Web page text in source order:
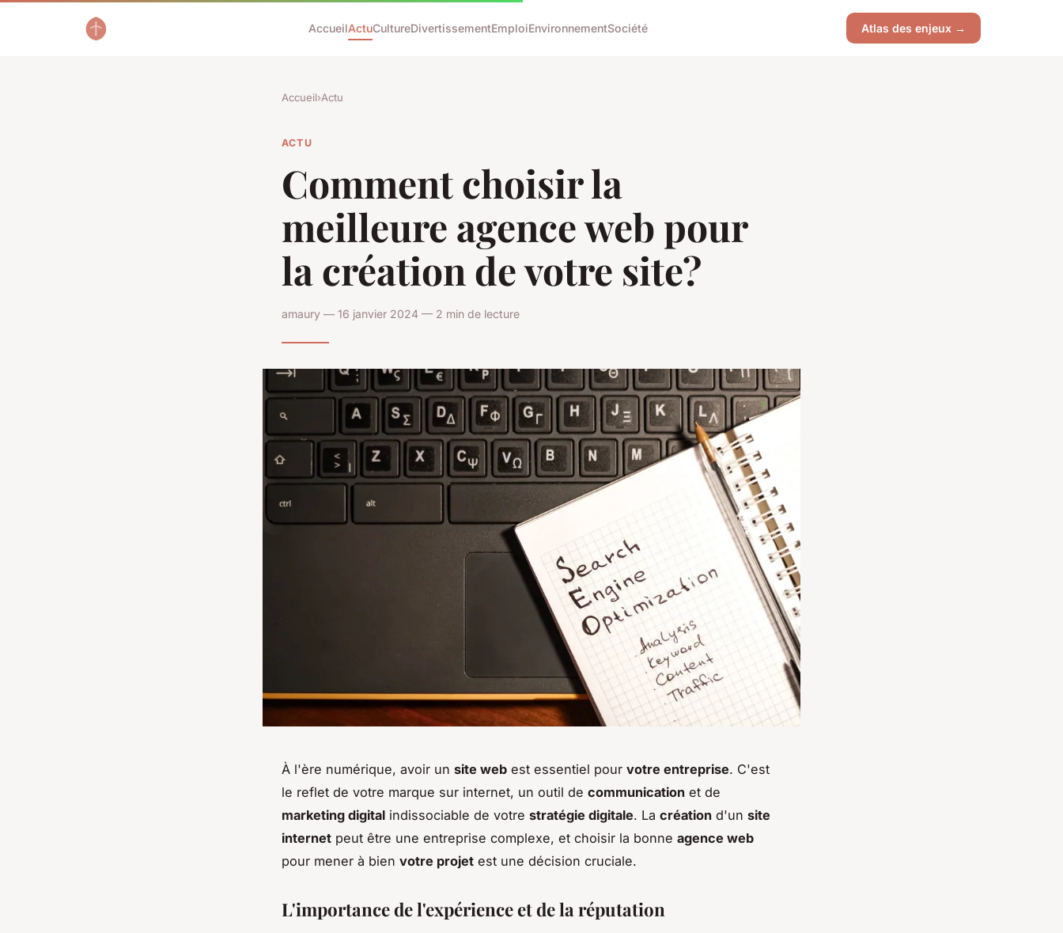
AccueilActuCultureDivertissementEmploiEnvironnementSociété Atlas des enjeux →
Accueil›Actu
ACTU
Comment choisir la
meilleure agence web pour
la création de votre site?
amaury — 16 janvier 2024 — 2 min de lecture
À l'ère numérique, avoir un site web est essentiel pour votre entreprise. C'est
le reflet de votre marque sur internet, un outil de communication et de
marketing digital indissociable de votre stratégie digitale. La création d'un site
internet peut être une entreprise complexe, et choisir la bonne agence web
pour mener à bien votre projet est une décision cruciale.
L'importance de l'expérience et de la réputation